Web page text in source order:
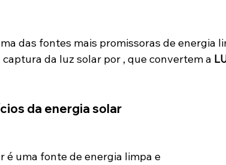
das fontes mais promissoras de energia
da luz solar por , que convertem a
da energia solar
é uma fonte de energia limpa e